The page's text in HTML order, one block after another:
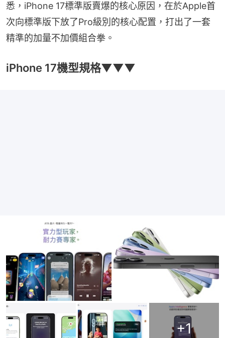
悉，iPhone 17標準版賣爆的核心原因，在於Apple首
次向標準版下放了Pro級別的核心配置，打出了一套
精準的加量不加價組合拳。
iPhone 17機型規格▼▼▼
+1